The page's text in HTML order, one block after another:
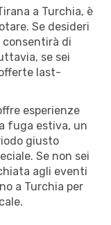
a Turchia, è
Se desideri
di
se sei
last-
esperienze
fuga estiva, un
giusto
Se non sei
agli eventi
a Turchia per